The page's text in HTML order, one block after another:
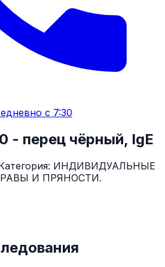
с 7:30
- перец чёрный, IgE
ИНДИВИДУАЛЬНЫЕ
И ПРЯНОСТИ.